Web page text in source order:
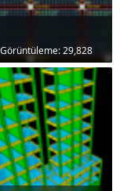
Görüntüleme: 29,828